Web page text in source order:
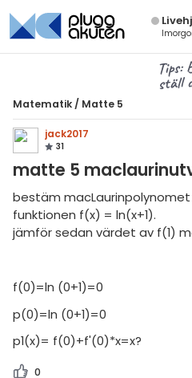
Matematik / Matte 5
jack2017
31
matte 5
bestäm
funktionen f(x) = ln(x+1).
jämför sedan värdet av f(1)
f(0)=ln (0+1)=0
p(0)=ln (0+1)=0
p1(x)= f(0)+f'(0)*x=x?
0
Alla trådar
7
9
1
& Bygg
språk